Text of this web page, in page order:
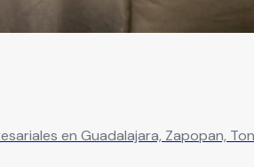
en Guadalajara, Zapopan,